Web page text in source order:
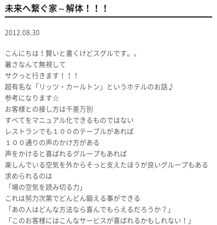
未来へ繋ぐ家～解体！！！
2012.08.30
こんにちは！賢いと書くけどスグルです。。
暑さなんて無視して
サクっと行きます！！！
超有名な「リッツ・カールトン」というホテルのお話♪
参考になります☆
お客様との接し方は千差万別
すべてをマニュアル化できるものではない
レストランでも１００のテーブルがあれば
１００通りの声のかけ方がある
声をかけると喜ばれるグループもあれば
楽しんでいる空気を外からそっと支えたほうが良いグループもある
求められるのは
「場の空気を読み切る力」
これは努力次第でどんどん鍛える事ができる
「あの人はどんな方法なら喜んでもらえるだろうか？」
「このお客様にはこんなサービスが喜ばれるかもしれない！」